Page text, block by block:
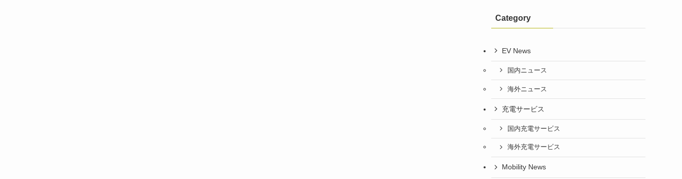
Category
EV News
国内ニュース
海外ニュース
充電サービス
国内充電サービス
海外充電サービス
Mobility News